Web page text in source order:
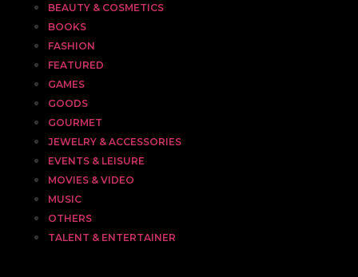
BEAUTY & COSMETICS
BOOKS
FASHION
FEATURED
GAMES
GOODS
GOURMET
JEWELRY & ACCESSORIES
EVENTS & LEISURE
MOVIES & VIDEO
MUSIC
OTHERS
TALENT & ENTERTAINER